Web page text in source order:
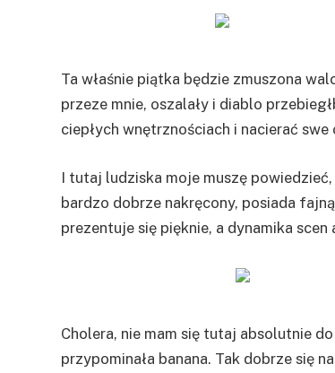
Ta właśnie piątka będzie zmuszona
przeze mnie, oszalały i diablo
ciepłych wnętrznościach i nacierać
I tutaj ludziska moje muszę
bardzo dobrze nakręcony, posiada
prezentuje się pięknie, a dynamika
Cholera, nie mam się tutaj absolutnie
przypominała banana. Tak dobrze się